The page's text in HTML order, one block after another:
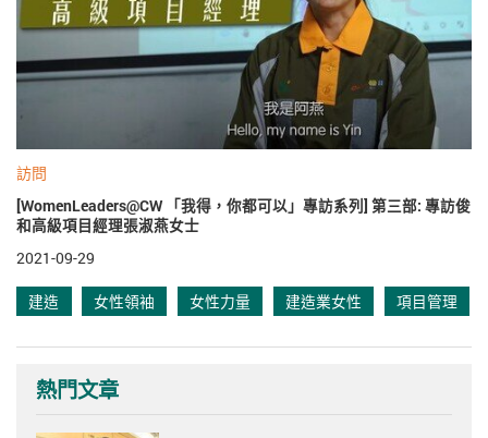
訪問
[WomenLeaders@CW 「我得，你都可以」專訪系列] 第三部: 專訪俊
和高級項目經理張淑燕女士
2021-09-29
建造 女性領袖 女性力量 建造業女性 項目管理
熱門文章